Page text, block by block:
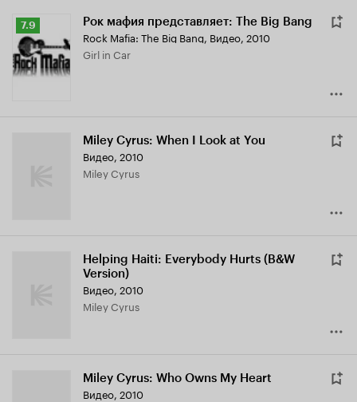
Рейтинг
Кинопоиска
7.9
7.9 Рок мафия представляет: The Big Bang
Rock Mafia: The Big Bang, Видео, 2010
Girl in Car
Miley Cyrus: When I Look at You
Видео, 2010
Miley Cyrus
Helping Haiti: Everybody Hurts (B&W
Version)
Видео, 2010
Miley Cyrus
Miley Cyrus: Who Owns My Heart
Видео, 2010